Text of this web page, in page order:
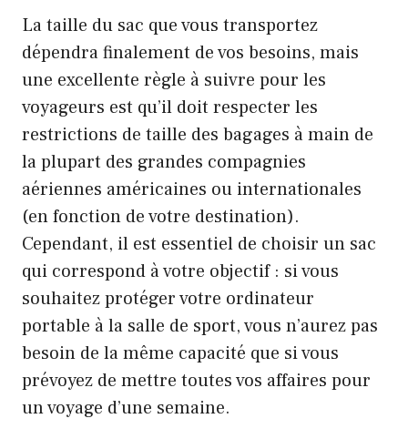
La taille du sac que vous transportez
dépendra finalement de vos besoins, mais
une excellente règle à suivre pour les
voyageurs est qu’il doit respecter les
restrictions de taille des bagages à main de
la plupart des grandes compagnies
aériennes américaines ou internationales
(en fonction de votre destination).
Cependant, il est essentiel de choisir un sac
qui correspond à votre objectif : si vous
souhaitez protéger votre ordinateur
portable à la salle de sport, vous n’aurez pas
besoin de la même capacité que si vous
prévoyez de mettre toutes vos affaires pour
un voyage d’une semaine.